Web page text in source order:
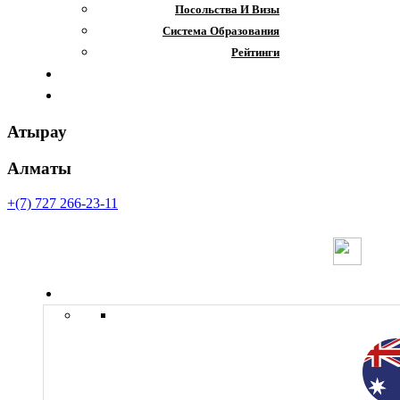
Посольства И Визы
Система Образования
Рейтинги
Атырау
Алматы
+(7) 727 266-23-11